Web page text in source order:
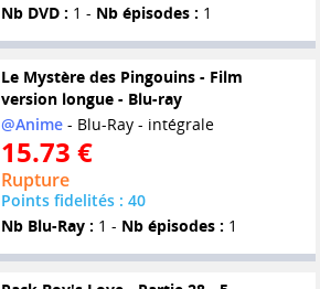
Nb DVD : 1 - Nb épisodes : 1
Le Mystère des Pingouins - Film
version longue - Blu-ray
@Anime- Blu-Ray - intégrale
15.73 €
Rupture
Points fidelités : 40
Nb Blu-Ray : 1 - Nb épisodes : 1